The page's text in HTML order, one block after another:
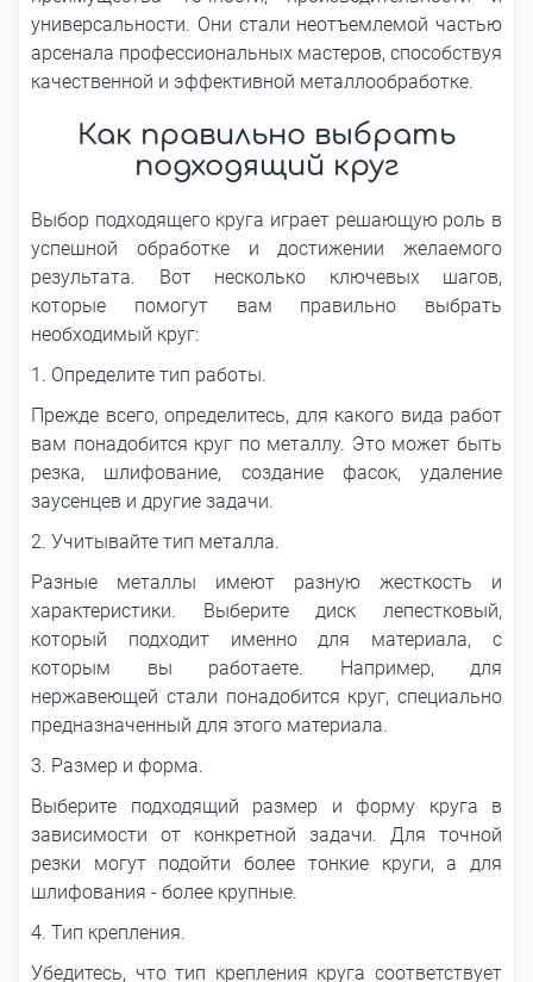
универсальности. Они стали неотъемлемой частью
арсенала профессиональных мастеров, способствуя
качественной и эффективной металлообработке.
Как правильно выбрать
подходящий круг
Выбор подходящего круга играет решающую роль в
успешной обработке и достижении желаемого
результата. Вот несколько ключевых шагов,
которые помогут вам правильно выбрать
необходимый круг:
1. Определите тип работы.
Прежде всего, определитесь, для какого вида работ
вам понадобится круг по металлу. Это может быть
резка, шлифование, создание фасок, удаление
заусенцев и другие задачи.
2. Учитывайте тип металла.
Разные металлы имеют разную жесткость и
характеристики. Выберите диск лепестковый,
который подходит именно для материала, с
которым вы работаете. Например, для
нержавеющей стали понадобится круг, специально
предназначенный для этого материала.
3. Размер и форма.
Выберите подходящий размер и форму круга в
зависимости от конкретной задачи. Для точной
резки могут подойти более тонкие круги, а для
шлифования - более крупные.
4. Тип крепления.
Убедитесь, что тип крепления круга соответствует